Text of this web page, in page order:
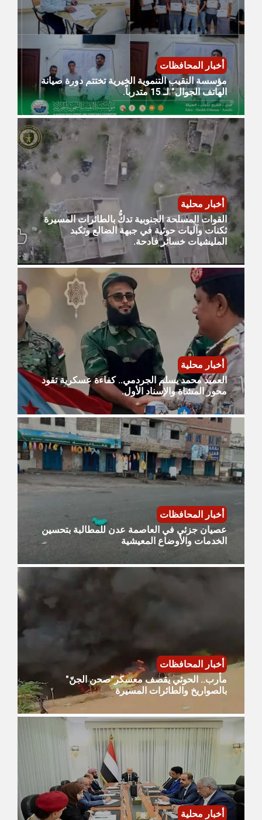
أخبار المحافظات
مؤسسة النقيب التنموية الخيرية تختتم دورة صيانة
الهاتف الجوال" لـ 15 متدرباً.
أخبار محلية
القوات المسلحة الجنوبية تدكُّ بالطائرات المسيرة
ثكنات وآليات حوثية في جبهة الضالع وتكبد
المليشيات خسائر فادحة.
أخبار محلية
العميد محمد يسلم الجردمي.. كفاءة عسكرية تقود
محور المشاة والإسناد الأول.
أخبار المحافظات
عصيان جزئي في العاصمة عدن للمطالبة بتحسين
الخدمات والأوضاع المعيشية
أخبار المحافظات
مأرب.. الحوثي يقصف معسكر"صحن الجنّ"
بالصواريخ والطائرات المسيرة
أخبار محلية